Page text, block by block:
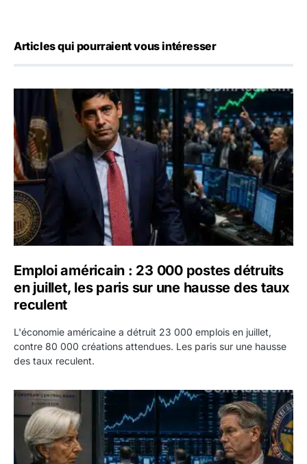
Articles qui pourraient vous intéresser
Emploi américain : 23 000 postes détruits en juillet, les
Emploi américain : 23 000 postes détruits
en juillet, les paris sur une hausse des taux
reculent
L'économie américaine a détruit 23 000 emplois en juillet,
contre 80 000 créations attendues. Les paris sur une hausse
des taux reculent.
Yen : Washington a vendu des euros sans prévenir la